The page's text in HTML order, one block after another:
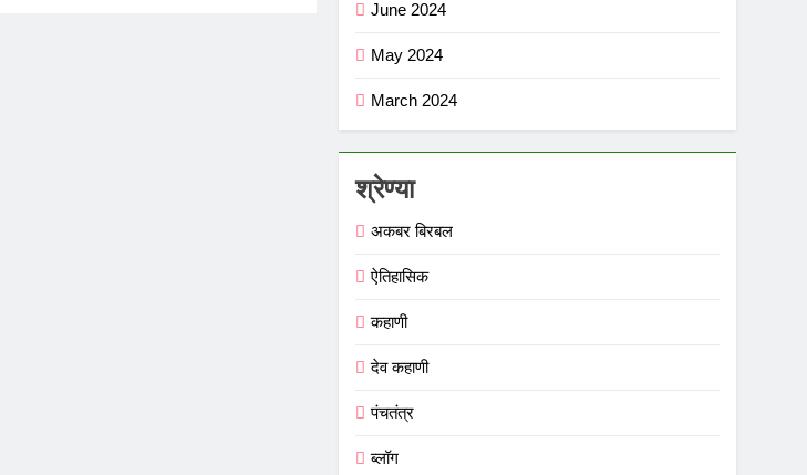
June 2024
May 2024
March 2024
श्रेण्या
अकबर बिरबल
ऐतिहासिक
कहाणी
देव कहाणी
पंचतंत्र
ब्लॉग